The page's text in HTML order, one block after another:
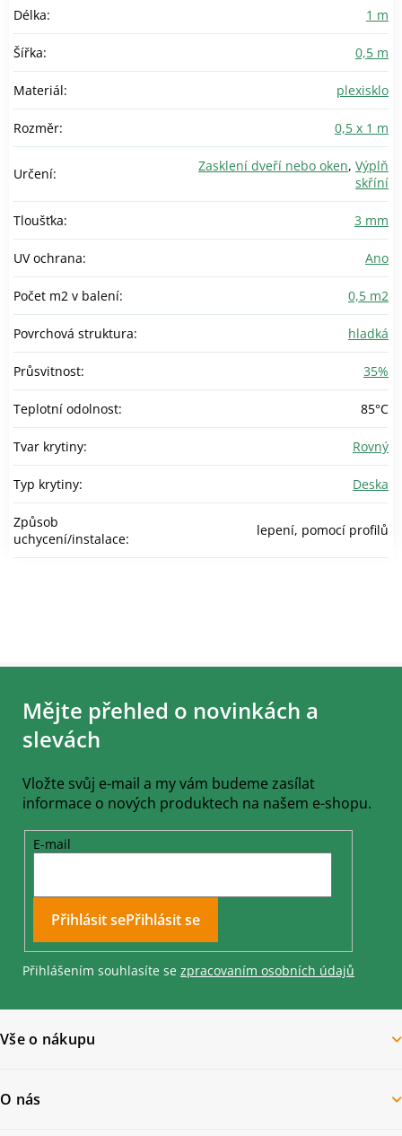
Délka: 1 m
Šířka: 0,5 m
Materiál: plexisklo
Rozměr: 0,5 x 1 m
Určení: Zasklení dveří nebo oken, Výplň
skříní
Tloušťka: 3 mm
UV ochrana: Ano
Počet m2 v balení: 0,5 m2
Povrchová struktura: hladká
Průsvitnost: 35%
Teplotní odolnost: 85°C
Tvar krytiny: Rovný
Typ krytiny: Deska
Způsob
uchycení/instalace:
lepení, pomocí profilů
Z
Mějte přehled o novinkách a
slevách
Vložte svůj e-mail a my vám budeme zasílat
informace o nových produktech na našem e-shopu.
E-mail
Přihlásit se
Přihlášením souhlasíte se zpracovaním osobních údajů
Vše o nákupu
O nás